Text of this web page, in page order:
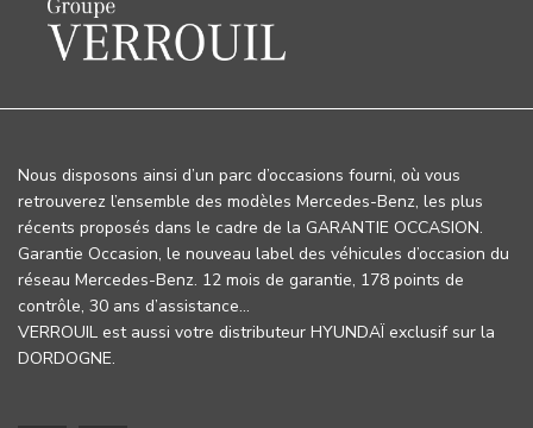
Nous disposons ainsi d’un parc d’occasions fourni, où vous
retrouverez l’ensemble des modèles Mercedes-Benz, les plus
récents proposés dans le cadre de la GARANTIE OCCASION.
Garantie Occasion, le nouveau label des véhicules d’occasion du
réseau Mercedes-Benz. 12 mois de garantie, 178 points de
contrôle, 30 ans d’assistance…
VERROUIL est aussi votre distributeur HYUNDAÏ exclusif sur la
DORDOGNE.